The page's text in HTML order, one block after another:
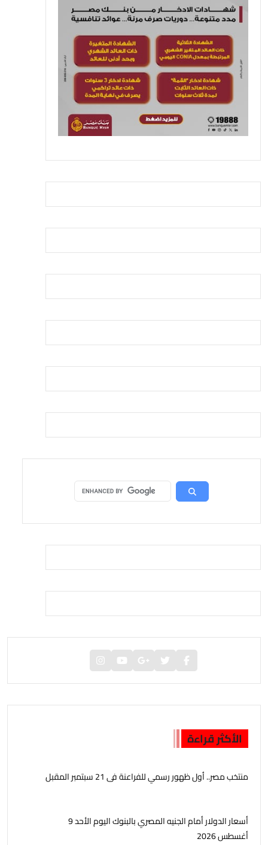
الأكثر قراءة
منتخب مصر.. أول ظهور رسمي للفراعنة فى 21 سبتمبر المقبل
أسعار الدولار أمام الجنيه المصري بالبنوك اليوم الأحد 9
أغسطس 2026